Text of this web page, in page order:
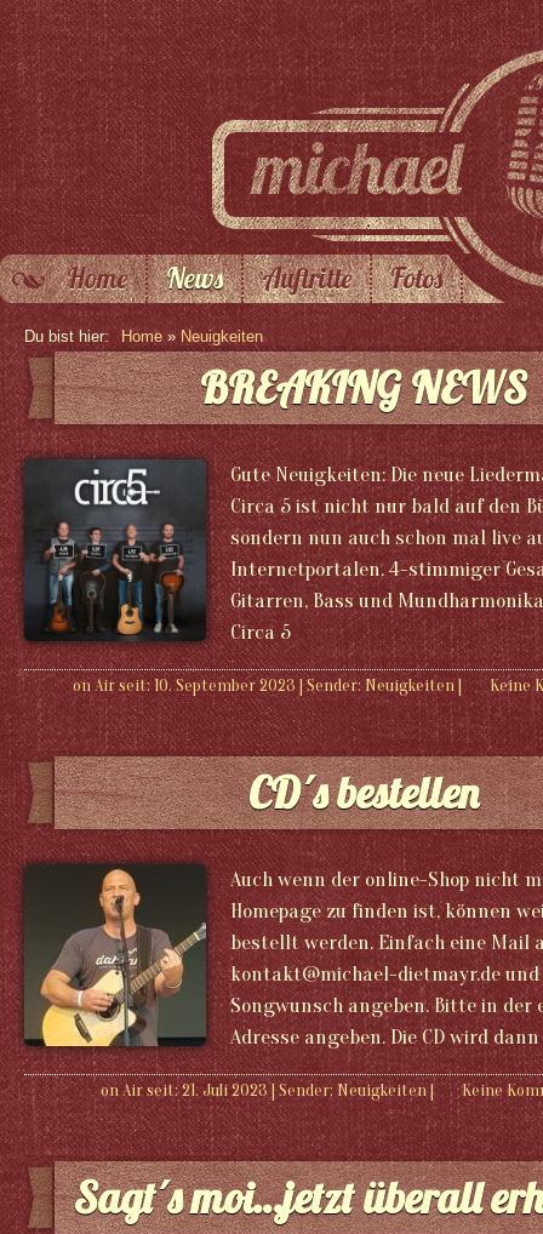
Home News Auftritte Fotos
Du bist hier: Home » Neuigkeiten
BREAKING NEWS
Gute Neuigkeiten: Die neue
Circa 5 ist nicht nur bald auf den
sondern nun auch schon mal live
Internetportalen. 4-stimmiger
Gitarren, Bass und
Circa 5
on Air seit: 10. September 2023|Sender:Neuigkeiten| Keine
CD´s bestellen
Auch wenn der online-Shop nicht
Homepage zu finden ist, können
bestellt werden. Einfach eine Mail
kontakt@michael-dietmayr.de und
Songwunsch angeben. Bitte in der
Adresse angeben. Die CD wird
on Air seit: 21. Juli 2023|Sender: Neuigkeiten| Keine
Sagt´s moi…jetzt überall